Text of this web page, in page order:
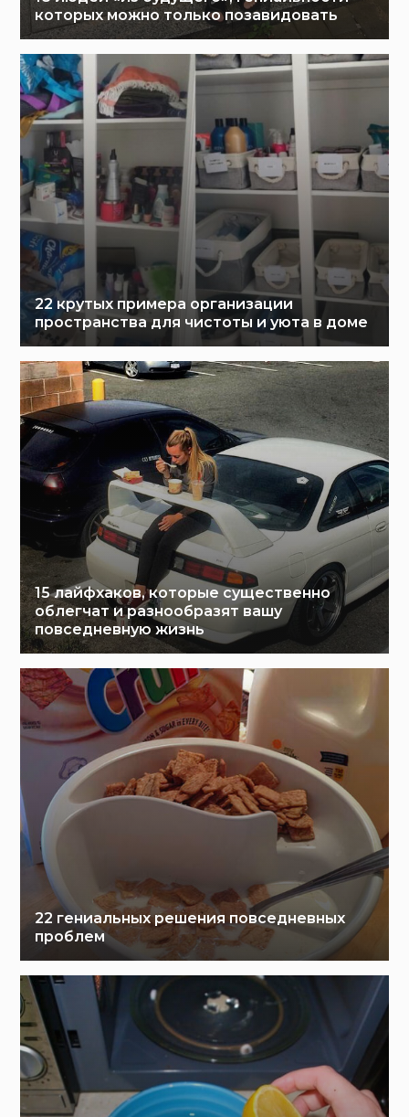
которых можно только позавидовать
22 крутых примера организации
пространства для чистоты и уюта в доме
15 лайфхаков, которые существенно
облегчат и разнообразят вашу
повседневную жизнь
22 гениальных решения повседневных
проблем